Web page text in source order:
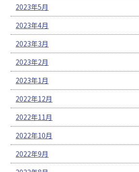
2023年5月
2023年4月
2023年3月
2023年2月
2023年1月
2022年12月
2022年11月
2022年10月
2022年9月